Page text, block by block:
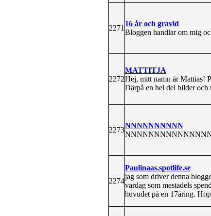
2271
16 år och gravid
Bloggen handlar om mig
2272
MATTITJA
Hej, mitt namn är Mattias!
Därpå en hel del bilder och
2273
NNNNNNNNNN
2274
Paulinaas.spotlife.se
jag som driver denna
vardag som mestadels
huvudet på en 17åring.